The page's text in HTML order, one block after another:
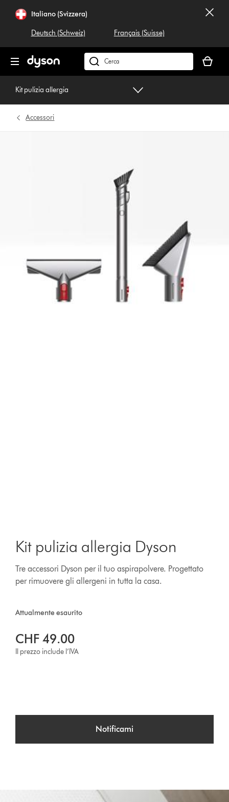
navigazioneItaliano (Svizzera)
Deutsch (Schweiz) Français (Suisse)
Cerca
su
carrello
è
Kit pulizia allergia
Accessori
Kit pulizia allergia Dyson
Tre accessori Dyson per il tuo aspirapolvere. Progettato
per rimuovere gli allergeni in tutta la casa.
Attualmente esaurito
CHF 49.00
Il prezzo include l’IVA
Notificami